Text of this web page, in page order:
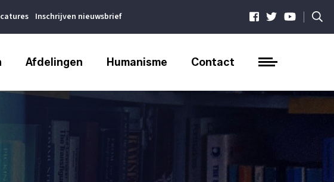
Inschrijven nieuwsbrief |
Afdelingen Humanisme Contact